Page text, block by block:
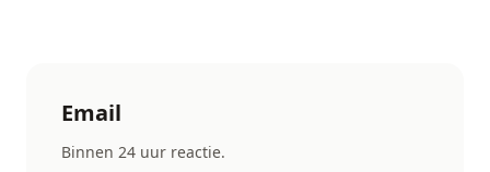
Email
Binnen 24 uur reactie.